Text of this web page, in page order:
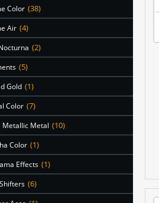
Color (38)
Air (4)
(2)
(5)
Gold (1)
Color (7)
Metallic Metal (10)
Color (1)
Effects (1)
(6)